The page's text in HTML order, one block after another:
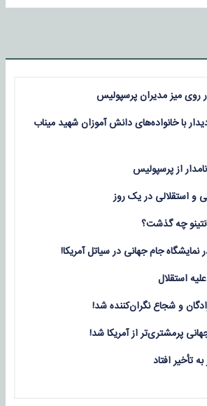
روی میز مدیران پرسپولیس
با خانواده‌های دانش آموزان شهید میناب
از پرسپولیس
چه گذشت؟
جام جهانی در سیاتل آمریکا!
استقلال
و شجاع نگران‌کننده شد!
پرمشتری‌تر از آمریکا شد!
تأخیر افتاد